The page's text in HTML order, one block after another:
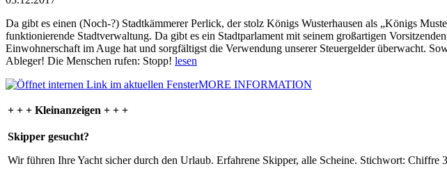
Da gibt es einen (Noch-?) Stadtkämmerer Perlick, der stolz Königs Wusterhausen als „Königs
funktionierende Stadtverwaltung. Da gibt es ein Stadtparlament mit seinem großartigen
Einwohnerschaft im Auge hat und sorgfältigst die Verwendung unserer Steuergelder überwacht.
Ableger! Die Menschen rufen: Stopp! lesen
MORE INFORMATION
+ + + Kleinanzeigen + + +
Skipper gesucht?
Wir führen Ihre Yacht sicher durch den Urlaub. Erfahrene Skipper, alle Scheine. Stichwort: Chiffre